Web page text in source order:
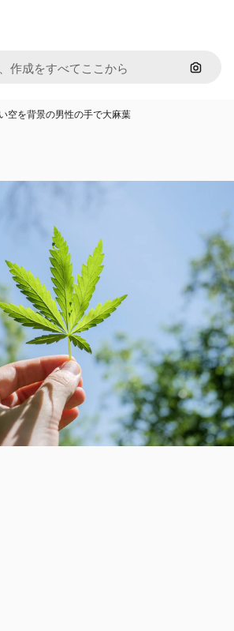
画像で
空を背景の男性の手で大麻葉